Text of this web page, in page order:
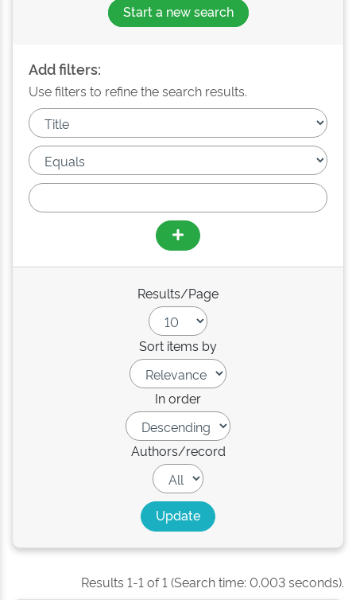
Start a new search
Add filters:
Use filters to refine the search results.
Results/Page
Sort items by
In order
Authors/record
Results 1-1 of 1 (Search time: 0.003 seconds).